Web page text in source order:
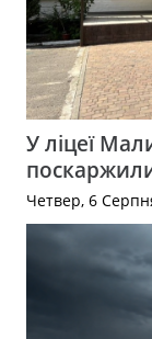
У ліцеї
Четвер, 6